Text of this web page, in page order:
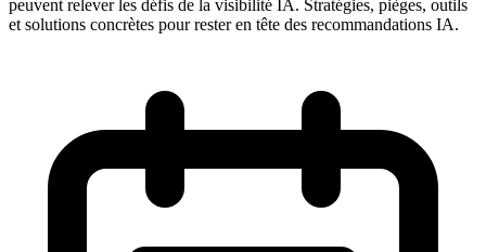
peuvent relever les défis de la visibilité IA. Stratégies, pièges, outils
et solutions concrètes pour rester en tête des recommandations IA.